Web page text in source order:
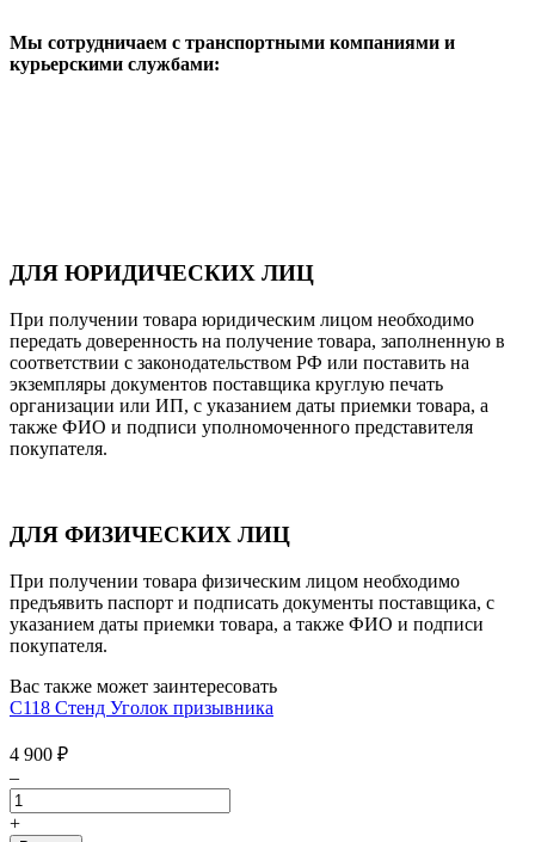
Мы сотрудничаем с транспортными компаниями и
курьерскими службами:
ДЛЯ ЮРИДИЧЕСКИХ ЛИЦ
При получении товара юридическим лицом необходимо
передать доверенность на получение товара, заполненную в
соответствии с законодательством РФ или поставить на
экземпляры документов поставщика круглую печать
организации или ИП, с указанием даты приемки товара, а
также ФИО и подписи уполномоченного представителя
покупателя.
ДЛЯ ФИЗИЧЕСКИХ ЛИЦ
При получении товара физическим лицом необходимо
предъявить паспорт и подписать документы поставщика, с
указанием даты приемки товара, а также ФИО и подписи
покупателя.
Вас также может заинтересовать
С118 Стенд Уголок призывника
4 900 ₽
–
+